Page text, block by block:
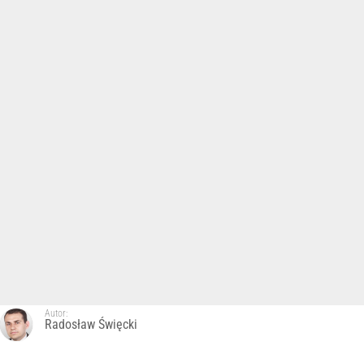
Autor:
Radosław Święcki